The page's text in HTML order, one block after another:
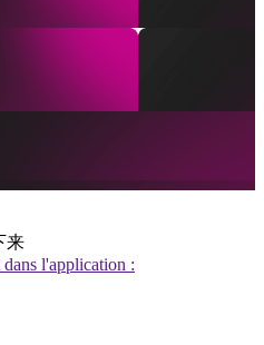
来
l'application :